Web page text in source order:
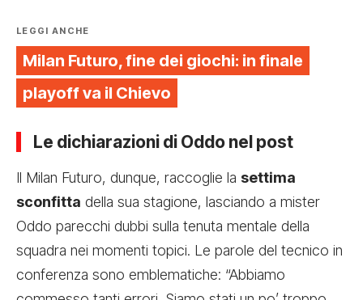
LEGGI ANCHE
Milan Futuro, fine dei giochi: in finale
playoff va il Chievo
Le dichiarazioni di Oddo nel post
Il Milan Futuro, dunque, raccoglie la settima
sconfitta della sua stagione, lasciando a mister
Oddo parecchi dubbi sulla tenuta mentale della
squadra nei momenti topici. Le parole del tecnico in
conferenza sono emblematiche: “Abbiamo